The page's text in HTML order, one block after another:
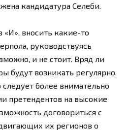
кандидатура Селеби.
вносить какие-то
руководствуясь
и не стоит. Вряд ли
будут возникать регулярно.
более внимательно
претендентов на высокие
договориться с
их регионов о